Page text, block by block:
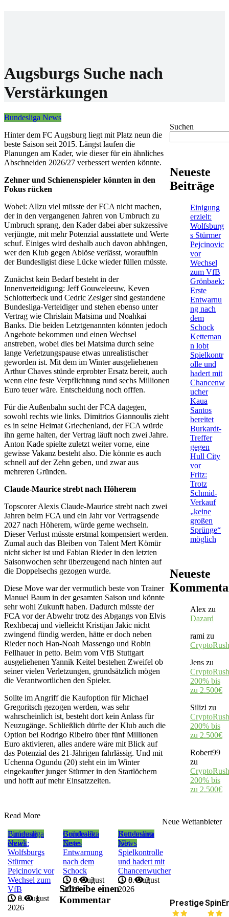
Augsburgs Suche nach
Verstärkungen
Bundesliga News
Hinter dem FC Augsburg liegt mit Platz neun die
beste Saison seit 2015. Längst laufen die
Planungen am Kader, wie dieser für ein ähnliches
Abschneiden 2026/27 verbessert werden könnte.
Zehner und Schienenspieler könnten in den
Fokus rücken
Wobei: Allzu viel müsste der FCA nicht machen,
der in den vergangenen Jahren von Umbruch zu
Umbruch sprang, den Kader dabei aber sukzessive
verjüngte, mit mehr Potenzial ausstattete und Werte
schuf. Einiges wird deshalb auch davon abhängen,
wer den Klub gegen Ablöse verlässt, woraufhin
der Bundesligist diese Lücke wieder füllen müsste.
Zunächst kein Bedarf besteht in der
Innenverteidigung: Jeff Gouweleeuw, Keven
Schlotterbeck und Cedric Zesiger sind gestandene
Bundesliga-Verteidiger und stehen ebenso unter
Vertrag wie Chrislain Matsima und Noahkai
Banks. Die beiden Letztgenannten könnten jedoch
Angebote bekommen und einen Wechsel
anstreben, wobei dies bei Matsima durch seine
lange Verletzungspause etwas unrealistischer
geworden ist. Mit dem im Winter ausgeliehenen
Arthur Chaves stünde erprobter Ersatz bereit, auch
wenn eine feste Verpflichtung rund sechs Millionen
Euro teuer wäre. Entscheidung noch offfen.
Für die Außenbahn sucht der FCA dagegen,
sowohl rechts wie links. Dimitrios Giannoulis zieht
es in seine Heimat Griechenland, der FCA würde
ihn gerne halten, der Vertrag läuft noch zwei Jahre.
Anton Kade spielte zuletzt weiter vorne, eine
gewisse Vakanz besteht also. Die könnte es auch
schnell auf der Zehn geben, und zwar aus
mehreren Gründen.
Claude-Maurice strebt nach Höherem
Topscorer Alexis Claude-Maurice strebt nach zwei
Jahren beim FCA und ein Jahr vor Vertragsende
2027 nach Höherem, würde gerne wechseln.
Dieser Verlust müsste erstmal kompensiert werden.
Zumal auch das Bleiben von Talent Mert Kömür
nicht sicher ist und Fabian Rieder in den letzten
Saisonwochen sehr überzeugend nach hinten auf
die Doppelsechs gezogen wurde.
Diese Move war der vermutlich beste von Trainer
Manuel Baum in der gesamten Saison und könnte
sehr wohl Zukunft haben. Dadurch müsste der
FCA vor der Abwehr trotz des Abgangs von Elvis
Rexhbecaj und vielleicht Kristijan Jakic nicht
zwingend fündig werden, hätte er doch neben
Rieder noch Han-Noah Massengo und Robin
Fellhauer in petto. Beim vom VfB Stuttgart
ausgeliehenen Yannik Keitel bestehen Zweifel ob
seiner vielen Verletzungen, grundsätzlich mögen
die Verantwortlichen den Spieler.
Sollte im Angriff die Kaufoption für Michael
Gregoritsch gezogen werden, was sehr
wahrscheinlich ist, besteht dort kein Anlass für
Neuzugänge. Schließlich dürfte der Klub auch die
Option bei Rodrigo Ribeiro über fünf Millionen
Euro aktivieren, alles andere wäre mit Blick auf
das Potenzial des 21-Jährigen fahrlässig. Und mit
Uchenna Ogundu (20) steht ein im Winter
eingekaufter junger Stürmer in den Startlöchern
und hofft auf mehr Einsatzzeiten.
Read More
Bundesliga
News
Einigung
erzielt:
Wolfsburgs
Stürmer
Pejcinovic vor
Wechsel zum
VfB
8. August
2026
0 1
Bundesliga
News
Grönbaek:
Erste
Entwarnung
nach dem
Schock
8. August
2026
0 3
Bundesliga
News
Kettemann
lobt
Spielkontrolle
und hadert mit
Chancenwucher
8. August
2026
0 3
Schreibe einen
Kommentar
Suchen
Neueste
Beiträge
Einigung
erzielt:
Wolfsburg
s Stürmer
Pejcinovic
vor
Wechsel
zum VfB
Grönbaek:
Erste
Entwarnu
ng nach
dem
Schock
Ketteman
n lobt
Spielkontr
olle und
hadert mit
Chancenw
ucher
Kaua
Santos
bereitet
Burkardt-
Treffer
gegen
Hull City
vor
Fritz:
Trotz
Schmid-
Verkauf
„keine
großen
Sprünge“
möglich
Neueste
Alex zu
Dazard
rami zu
CryptoRush
Jens zu
200% bis
zu 2.500€
Silizi zu
200% bis
zu 2.500€
Robert99
zu
200% bis
zu 2.500€
Neue Wettanbieter
Prestige